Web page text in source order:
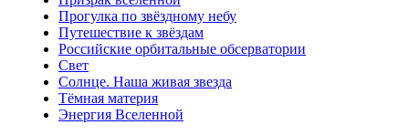
Прогулка по звёздному небу
Путешествие к звёздам
Российские орбитальные обсерватории
Свет
Солнце. Наша живая звезда
Тёмная материя
Энергия Вселенной